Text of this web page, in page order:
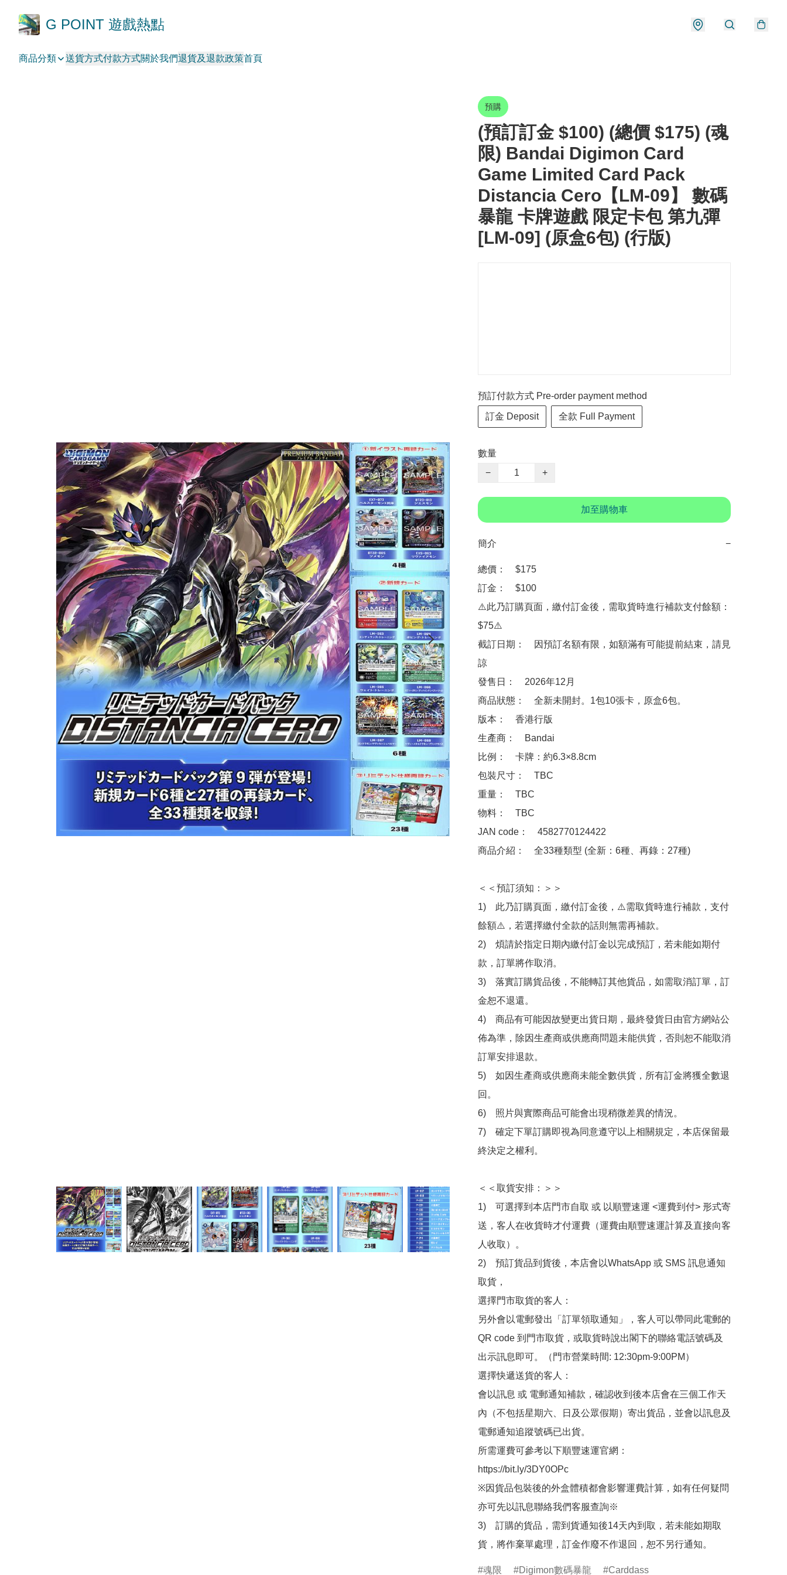
G POINT 遊戲熱點
商品分類 送貨方式付款方式關於我們退貨及退款政策首頁
預購
(預訂訂金 $100) (總價 $175) (魂
限) Bandai Digimon Card
Game Limited Card Pack
Distancia Cero【LM-09】 數碼
暴龍 卡牌遊戲 限定卡包 第九彈
[LM-09] (原盒6包) (行版)
預訂付款方式 Pre-order payment method
訂金 Deposit 全款 Full Payment
數量
−
+
加至購物車
簡介 −
總價：　$175
訂金：　$100
⚠️此乃訂購頁面，繳付訂金後，需取貨時進行補款支付餘額：
$75⚠️
截訂日期：　因預訂名額有限，如額滿有可能提前結束，請見
諒
發售日：　2026年12月
商品狀態：　全新未開封。1包10張卡，原盒6包。
版本：　香港行版
生產商：　Bandai
比例：　卡牌：約6.3×8.8cm
包裝尺寸：　TBC
重量：　TBC
物料：　TBC
JAN code：　4582770124422
商品介紹：　全33種類型 (全新：6種、再錄：27種)
＜＜預訂須知：＞＞
1)　此乃訂購頁面，繳付訂金後，⚠️需取貨時進行補款，支付
餘額⚠️，若選擇繳付全款的話則無需再補款。
2)　煩請於指定日期內繳付訂金以完成預訂，若未能如期付
款，訂單將作取消。
3)　落實訂購貨品後，不能轉訂其他貨品，如需取消訂單，訂
金恕不退還。
4)　商品有可能因故變更出貨日期，最終發貨日由官方網站公
佈為準，除因生產商或供應商問題未能供貨，否則恕不能取消
訂單安排退款。
5)　如因生產商或供應商未能全數供貨，所有訂金將獲全數退
回。
6)　照片與實際商品可能會出現稍微差異的情況。
7)　確定下單訂購即視為同意遵守以上相關規定，本店保留最
終決定之權利。
＜＜取貨安排：＞＞
1)　可選擇到本店門市自取 或 以順豐速運 <運費到付> 形式寄
送，客人在收貨時才付運費（運費由順豐速運計算及直接向客
人收取）。
2)　預訂貨品到貨後，本店會以WhatsApp 或 SMS 訊息通知
取貨，
選擇門市取貨的客人：
另外會以電郵發出「訂單領取通知」，客人可以帶同此電郵的
QR code 到門市取貨，或取貨時說出閣下的聯絡電話號碼及
出示訊息即可。（門市營業時間: 12:30pm-9:00PM）
選擇快遞送貨的客人：
會以訊息 或 電郵通知補款，確認收到後本店會在三個工作天
內（不包括星期六、日及公眾假期）寄出貨品，並會以訊息及
電郵通知追蹤號碼已出貨。
所需運費可參考以下順豐速運官網：
https://bit.ly/3DY0OPc
※因貨品包裝後的外盒體積都會影響運費計算，如有任何疑問
亦可先以訊息聯絡我們客服查詢※
3)　訂購的貨品，需到貨通知後14天內到取，若未能如期取
貨，將作棄單處理，訂金作廢不作退回，恕不另行通知。
魂限 Digimon數碼暴龍 Carddass